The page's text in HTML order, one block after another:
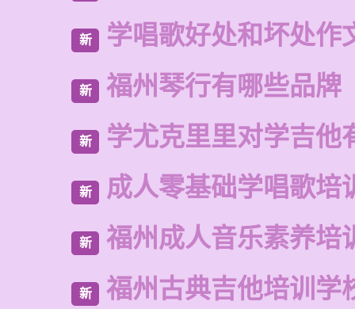
新 学唱歌好处和坏处作
新 福州琴行有哪些品牌
新 学尤克里里对学吉他
新 成人零基础学唱歌培
新 福州成人音乐素养培
新 福州古典吉他培训学